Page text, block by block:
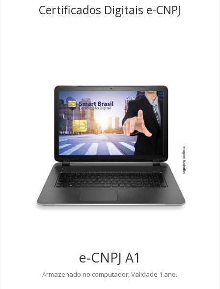
Certificados Digitais e-CNPJ
e-CNPJ A1
Armazenado no computador, Validade 1 ano.